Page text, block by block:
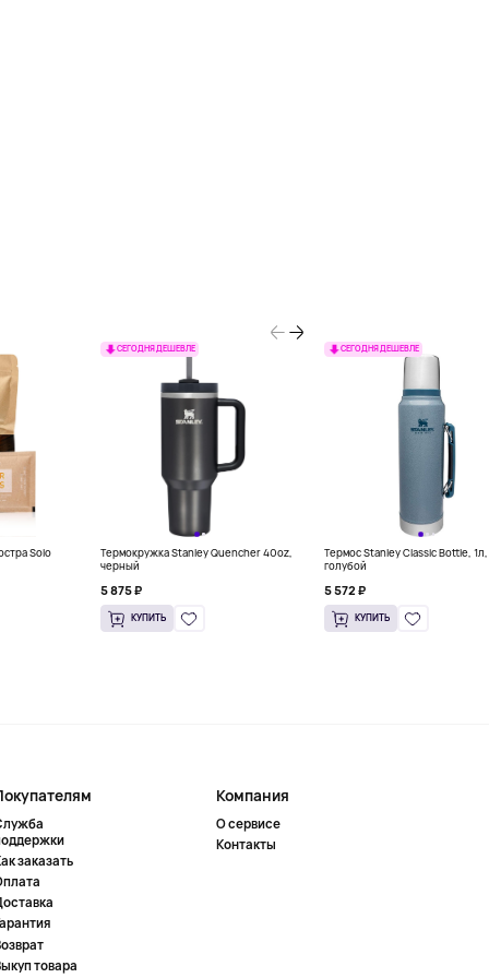
Solo
СЕГОДНЯ ДЕШЕВЛЕ
Термокружка Stanley Quencher 40oz,
черный
5 875 ₽
КУПИТЬ
СЕГОДНЯ ДЕШЕВЛЕ
Термос Stanley Classic Bottle, 1л,
голубой
5 572 ₽
КУПИТЬ
заказать
товара
Компания
О сервисе
Контакты